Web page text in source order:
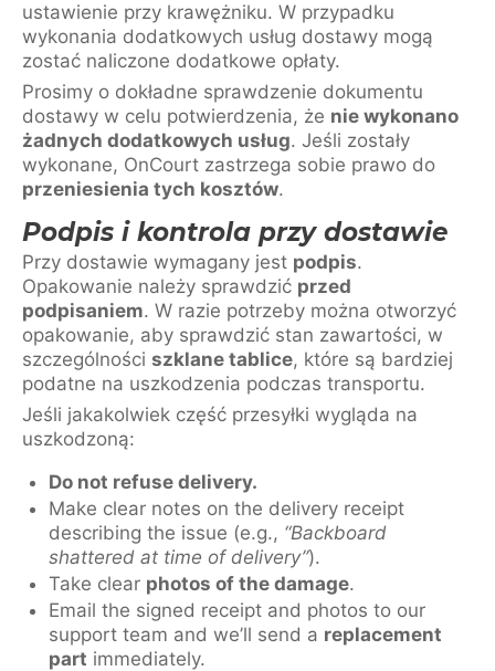
ustawienie przy krawężniku. W przypadku
wykonania dodatkowych usług dostawy mogą
zostać naliczone dodatkowe opłaty.
Prosimy o dokładne sprawdzenie dokumentu
dostawy w celu potwierdzenia, że nie wykonano
żadnych dodatkowych usług. Jeśli zostały
wykonane, OnCourt zastrzega sobie prawo do
przeniesienia tych kosztów.
Podpis i kontrola przy dostawie
Przy dostawie wymagany jest podpis.
Opakowanie należy sprawdzić przed
podpisaniem. W razie potrzeby można otworzyć
opakowanie, aby sprawdzić stan zawartości, w
szczególności szklane tablice, które są bardziej
podatne na uszkodzenia podczas transportu.
Jeśli jakakolwiek część przesyłki wygląda na
uszkodzoną:
Do not refuse delivery.
Make clear notes on the delivery receipt
describing the issue (e.g., “Backboard
shattered at time of delivery”).
Take clear photos of the damage.
Email the signed receipt and photos to our
support team and we’ll send a replacement
part immediately.